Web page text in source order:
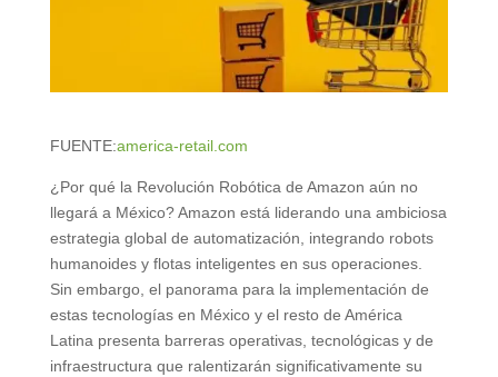
FUENTE:america-retail.com
¿Por qué la Revolución Robótica de Amazon aún no
llegará a México? Amazon está liderando una ambiciosa
estrategia global de automatización, integrando robots
humanoides y flotas inteligentes en sus operaciones.
Sin embargo, el panorama para la implementación de
estas tecnologías en México y el resto de América
Latina presenta barreras operativas, tecnológicas y de
infraestructura que ralentizarán significativamente su